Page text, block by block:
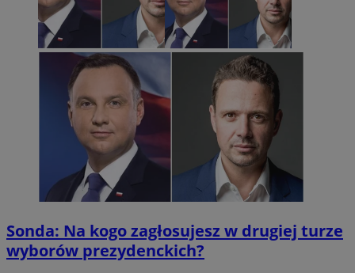
Sonda: Na kogo zagłosujesz w drugiej turze
wyborów prezydenckich?